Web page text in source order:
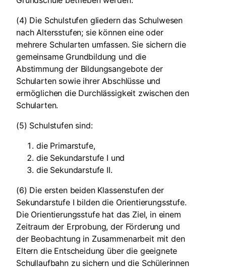
(4) Die Schulstufen gliedern das Schulwesen
nach Altersstufen; sie können eine oder
mehrere Schularten umfassen. Sie sichern die
gemeinsame Grundbildung und die
Abstimmung der Bildungsangebote der
Schularten sowie ihrer Abschlüsse und
ermöglichen die Durchlässigkeit zwischen den
Schularten.
(5) Schulstufen sind:
die Primarstufe,
die Sekundarstufe I und
die Sekundarstufe II.
(6) Die ersten beiden Klassenstufen der
Sekundarstufe I bilden die Orientierungsstufe.
Die Orientierungsstufe hat das Ziel, in einem
Zeitraum der Erprobung, der Förderung und
der Beobachtung in Zusammenarbeit mit den
Eltern die Entscheidung über die geeignete
Schullaufbahn zu sichern und die Schülerinnen